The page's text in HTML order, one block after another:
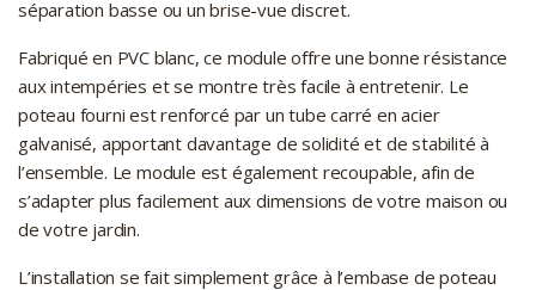
séparation basse ou un brise-vue discret.
Fabriqué en PVC blanc, ce module offre une bonne résistance
aux intempéries et se montre très facile à entretenir. Le
poteau fourni est renforcé par un tube carré en acier
galvanisé, apportant davantage de solidité et de stabilité à
l’ensemble. Le module est également recoupable, afin de
s’adapter plus facilement aux dimensions de votre maison ou
de votre jardin.
L’installation se fait simplement grâce à l’embase de poteau